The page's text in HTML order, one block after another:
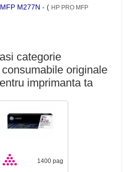
M277N - ( HP PRO MFP
categorie
originale
imprimanta ta
1400 pag